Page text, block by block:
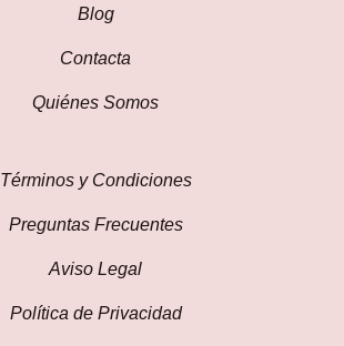
Términos y Condiciones
Preguntas Frecuentes
Aviso Legal
Política de Privacidad
Blog
Contacta
Quiénes Somos